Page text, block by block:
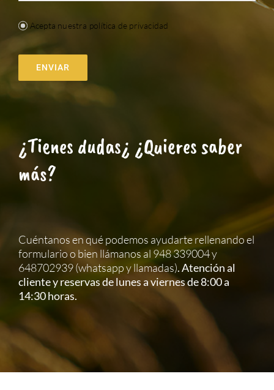
¿Tienes dudas¿ ¿Quieres saber
más?
Cuéntanos en qué podemos ayudarte rellenando el
formulario o bien llámanos al 948 339004 y
648702939 (whatsapp y llamadas). Atención al
cliente y reservas de lunes a viernes de 8:00 a
14:30 horas.
Acepta nuestra política de privacidad
ENVIAR